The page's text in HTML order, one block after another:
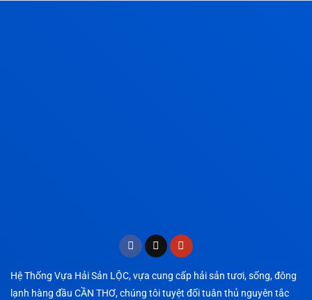
Hệ Thống Vựa Hải Sản LỘC, vựa cung cấp hải sản tươi, sống, đông
lạnh hàng đầu CẦN THƠ, chúng tôi tuyệt đối tuân thủ nguyên tắc